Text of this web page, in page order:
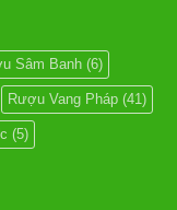
Sâm Banh (6)
Rượu Vang Pháp (41)
(5)